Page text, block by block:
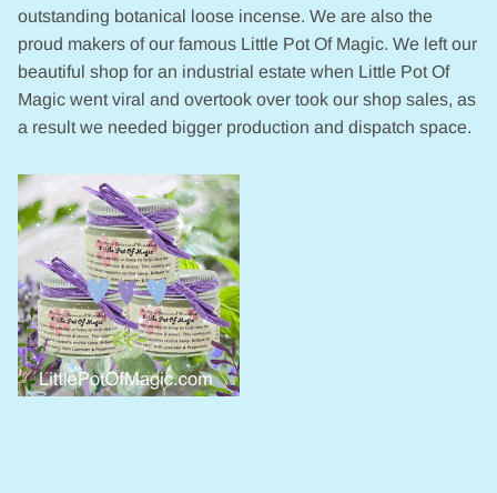
outstanding botanical loose incense. We are also the
proud makers of our famous Little Pot Of Magic. We left our
beautiful shop for an industrial estate when Little Pot Of
Magic went viral and overtook over took our shop sales, as
a result we needed bigger production and dispatch space.